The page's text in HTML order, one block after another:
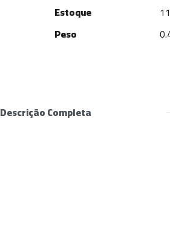
Estoque
Peso
Descrição Completa